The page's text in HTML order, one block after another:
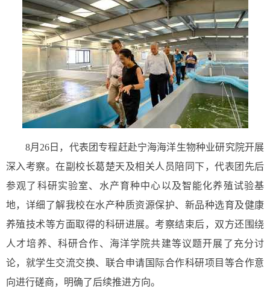
8月26 日 ，代表团专程赶赴宁海海洋生物种业研究院开展
深入考察。在副校长葛楚天及相关人员 陪同下，代表团先后
参观了 科研实验室、水产育种中心以及智能化养殖试验基
地，详细了解我校在水产种质资源保护、新品种选育及健康
养殖技术等方面取得的科研进展。考察结束后， 双方还围绕
人才培养、科研合作、 海洋学院共建等议题开展了 充分讨
论，就学生交流交换、联合申请国际合作科研项目 等合作意
向进行磋商，明确了后续推进方向。